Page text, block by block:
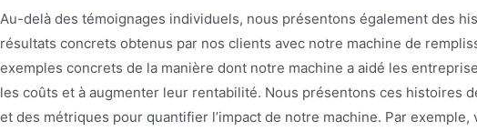
Au-delà des témoignages individuels, nous présentons également des
résultats concrets obtenus par nos clients avec notre machine de
exemples concrets de la manière dont notre machine a aidé les
les coûts et à augmenter leur rentabilité. Nous présentons ces histoires
et des métriques pour quantifier l’impact de notre machine. Par exemple,